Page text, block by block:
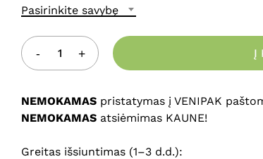
Pasirinkite savybę
Į
NEMOKAMAS pristatymas į VENIPAK
NEMOKAMAS atsiėmimas KAUNE!
Greitas išsiuntimas (1–3 d.d.):
Pavadinimas*
Noriu savo interneto naršyklėje
komentarą.